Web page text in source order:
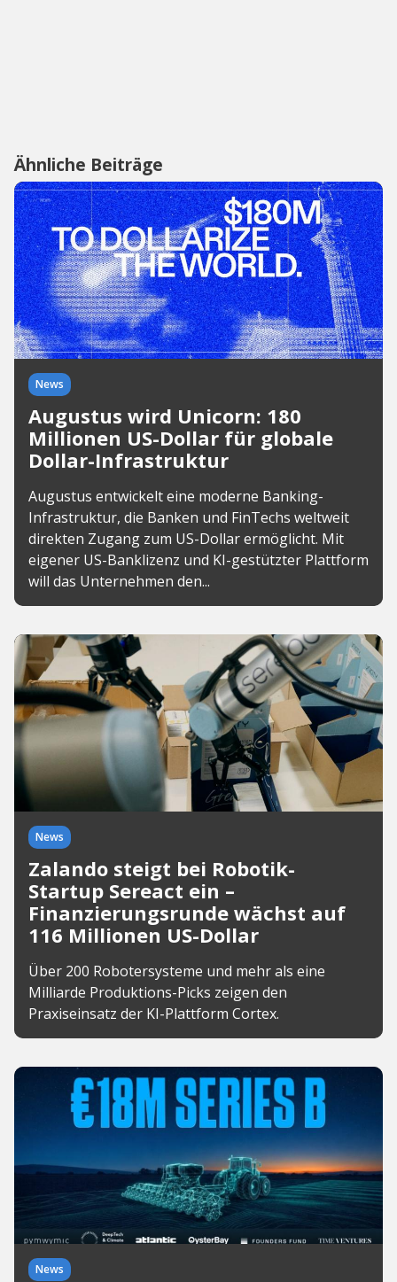
Ähnliche Beiträge
News
Augustus wird Unicorn: 180
Millionen US-Dollar für globale
Dollar-Infrastruktur
Augustus entwickelt eine moderne Banking-
Infrastruktur, die Banken und FinTechs weltweit
direkten Zugang zum US-Dollar ermöglicht. Mit
eigener US-Banklizenz und KI-gestützter Plattform
will das Unternehmen den...
News
Zalando steigt bei Robotik-
Startup Sereact ein –
Finanzierungsrunde wächst auf
116 Millionen US-Dollar
Über 200 Robotersysteme und mehr als eine
Milliarde Produktions-Picks zeigen den
Praxiseinsatz der KI-Plattform Cortex.
News